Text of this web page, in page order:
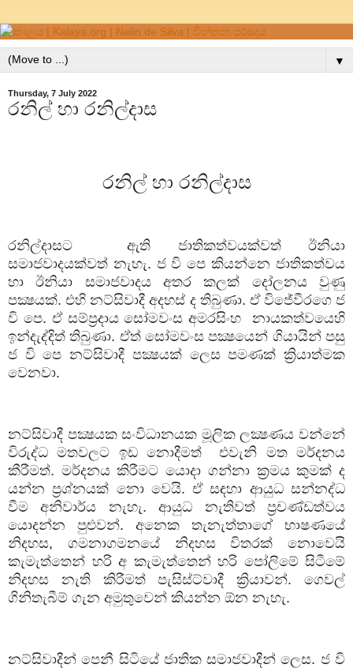
▼
Thursday, 7 July 2022
රනිල් හා රනිල්දාස
රනිල් හා රනිල්දාස
රනිල්දාසට
ඇති ජාතිකත්වයක්වත් ඊනියා
සමාජවාදයක්වත් නැහැ. ජ වි පෙ කියන්නෙ ජාතිකත්වය
හා ඊනියා සමාජවාදය අතර කලක් දෝලනය වුණු
පක්‍ෂයක්. එහි නට්සිවාදී අදහස් ද තිබුණා. ඒ විජේවීරගෙ ජ
වි පෙ. ඒ සම්ප්‍රදාය සෝමවංස අමරසිංහ
නායකත්වයෙහි
ඉන්දැද්දිත් තිබුණා. ඒත් සෝමවංස පක්‍ෂයෙන් ගියායින් පසු
ජ වි පෙ නට්සිවාදී පක්‍ෂයක් ලෙස පමණක් ක්‍රියාත්මක
වෙනවා.
නට්සිවාදී පක්‍ෂයක සංවිධානයක මූලික ලක්‍ෂණය වන්නේ
විරුද්ධ මතවලට ඉඩ නොදීමත්
එවැනි මත මර්දනය
කීරීමත්. මර්දනය කිරීමට යොදා ගන්නා ක්‍රමය කුමක් ද
යන්න ප්‍රශ්නයක් නො වෙයි. ඒ සඳහා ආයුධ සන්නද්ධ
වීම අනිවාර්ය නැහැ. ආයුධ නැතිවත් ප්‍රචණ්ඩත්වය
යොදන්න පුළුවන්. අනෙක තැනැත්තාගේ භාෂණයේ
නිදහස, ගමනාගමනයේ නිදහස විතරක් නොවෙයි
කැමැත්තෙන් හරි අ කැමැත්තෙන් හරි පෝලිමේ සිටීමේ
නිදහස නැති කිරීමත් පැසිස්ට්වාදී ක්‍රියාවන්. ගෙවල්
ගිනිතැබීම් ගැන අමුතුවෙන් කියන්න ඕන නැහැ.
නට්සිවාදීන් පෙනී සිටියේ ජාතික සමාජවාදීන් ලෙස. ජ වි